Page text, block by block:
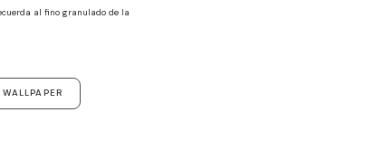
al fino granulado de la